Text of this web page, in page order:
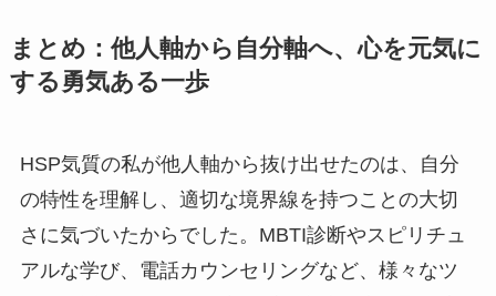
まとめ：他人軸から自分軸へ、心を元気に
する勇気ある一歩
HSP気質の私が他人軸から抜け出せたのは、自分
の特性を理解し、適切な境界線を持つことの大切
さに気づいたからでした。MBTI診断やスピリチュ
アルな学び、電話カウンセリングなど、様々なツ